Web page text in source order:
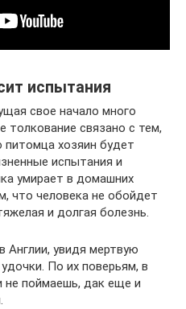
испытания
свое начало много
толкование связано с тем,
хозяин будет
испытания и
умирает в домашних
что человека не обойдет
и долгая болезнь.
Англии, увидя мертвую
По их поверьям, в
не поймаешь, дак еще и